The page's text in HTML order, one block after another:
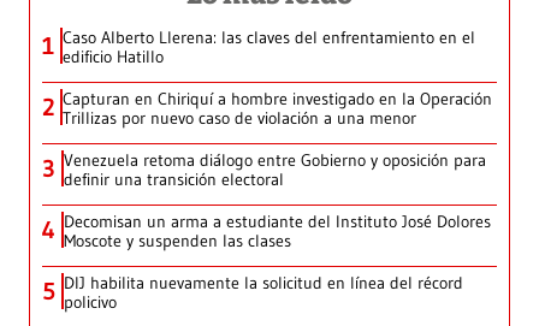
1 Caso Alberto Llerena: las claves del enfrentamiento en el
edificio Hatillo
2 Capturan en Chiriquí a hombre investigado en la Operación
Trillizas por nuevo caso de violación a una menor
3 Venezuela retoma diálogo entre Gobierno y oposición para
definir una transición electoral
4 Decomisan un arma a estudiante del Instituto José Dolores
Moscote y suspenden las clases
5 DIJ habilita nuevamente la solicitud en línea del récord
policivo